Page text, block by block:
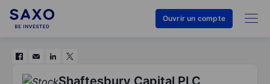
Ouvrir un compte
Shaftesbury Capital PLC